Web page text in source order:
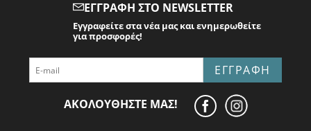
ΕΓΓΡΑΦΉ ΣΤΟ NEWSLETTER
Εγγραφείτε στα νέα μας και ενημερωθείτε
για προσφορές!
ΕΓΓΡΑΦΉ
ΑΚΟΛΟΥΘΉΣΤΕ ΜΑΣ!